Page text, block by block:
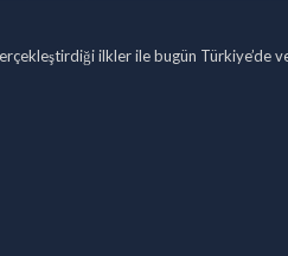
ilkler ile bugün